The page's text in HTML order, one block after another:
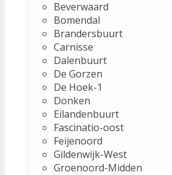
Beverwaard
Bomendal
Brandersbuurt
Carnisse
Dalenbuurt
De Gorzen
De Hoek-1
Donken
Eilandenbuurt
Fascinatio-oost
Feijenoord
Gildenwijk-West
Groenoord-Midden